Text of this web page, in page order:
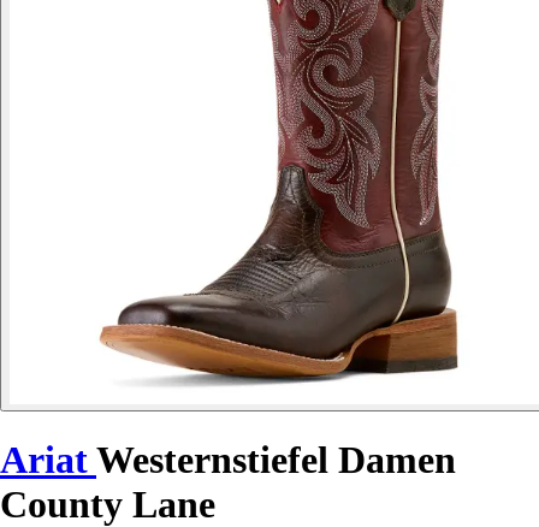
AriatWesternstiefel Damen
County Lane